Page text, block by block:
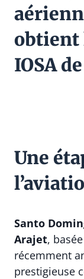
obtient
IOSA
Une
Santo
Arajet,
récemment
prestigieuse